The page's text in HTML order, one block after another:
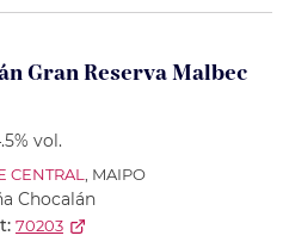
Gran Reserva Malbec
vol.
CENTRAL, MAIPO
Chocalán
70203